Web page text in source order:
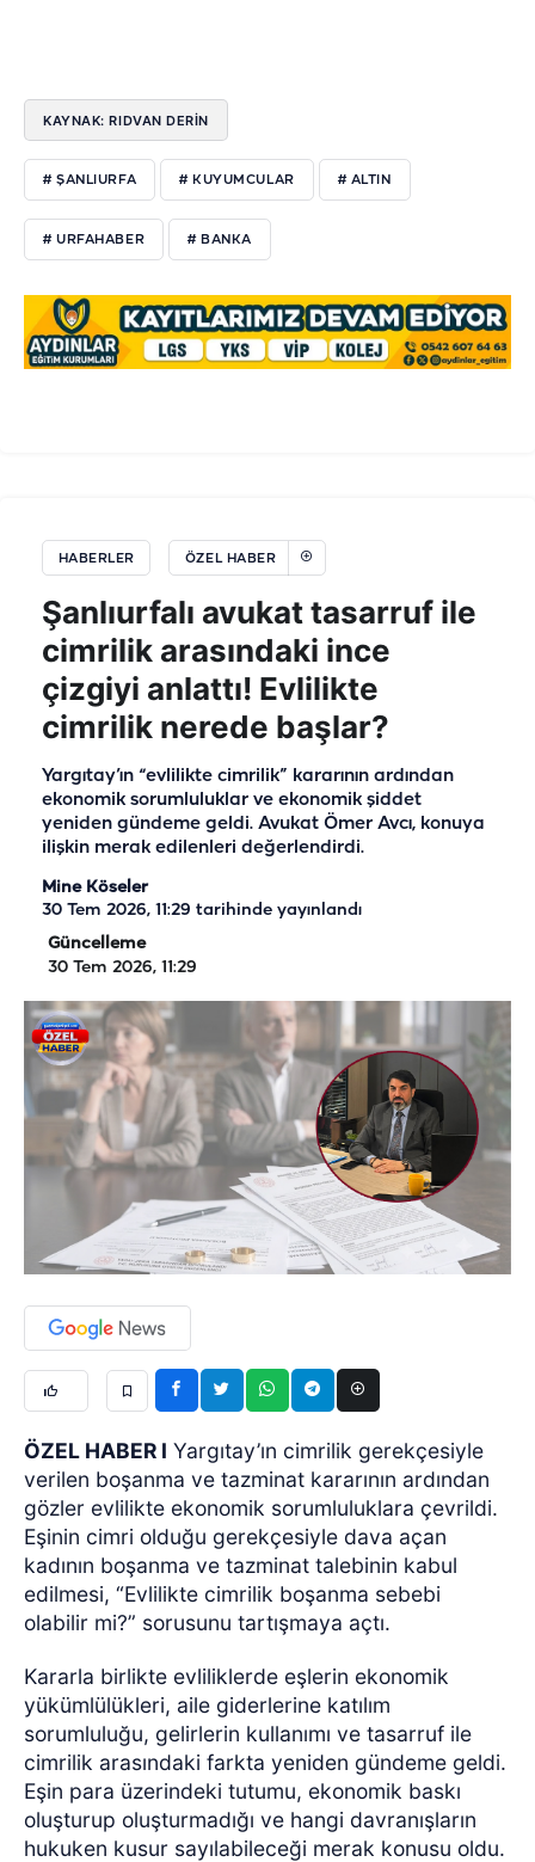
KAYNAK: RIDVAN DERİN
# ŞANLIURFA # KUYUMCULAR # ALTIN
# URFAHABER # BANKA
HABERLER ÖZEL HABER
Şanlıurfalı avukat tasarruf ile
cimrilik arasındaki ince
çizgiyi anlattı! Evlilikte
cimrilik nerede başlar?
Yargıtay’ın “evlilikte cimrilik” kararının ardından
ekonomik sorumluluklar ve ekonomik şiddet
yeniden gündeme geldi. Avukat Ömer Avcı, konuya
ilişkin merak edilenleri değerlendirdi.
Mine Köseler
30 Tem 2026, 11:29 tarihinde yayınlandı
Güncelleme
30 Tem 2026, 11:29
ÖZEL HABER I Yargıtay’ın cimrilik gerekçesiyle
verilen boşanma ve tazminat kararının ardından
gözler evlilikte ekonomik sorumluluklara çevrildi.
Eşinin cimri olduğu gerekçesiyle dava açan
kadının boşanma ve tazminat talebinin kabul
edilmesi, “Evlilikte cimrilik boşanma sebebi
olabilir mi?” sorusunu tartışmaya açtı.
Kararla birlikte evliliklerde eşlerin ekonomik
yükümlülükleri, aile giderlerine katılım
sorumluluğu, gelirlerin kullanımı ve tasarruf ile
cimrilik arasındaki farkta yeniden gündeme geldi.
Eşin para üzerindeki tutumu, ekonomik baskı
oluşturup oluşturmadığı ve hangi davranışların
hukuken kusur sayılabileceği merak konusu oldu.